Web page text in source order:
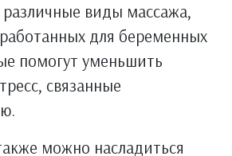
различные виды массажа,
для беременных
помогут уменьшить
связанные
можно насладиться